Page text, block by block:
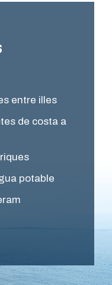
entre illes
de costa a
potable